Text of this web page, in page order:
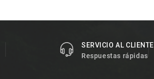
SERVICIO AL CLIENTE
Respuestas rápidas